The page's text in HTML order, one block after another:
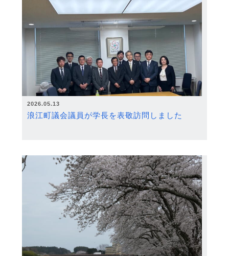
2026.05.13
浪江町議会議員が学長を表敬訪問しました